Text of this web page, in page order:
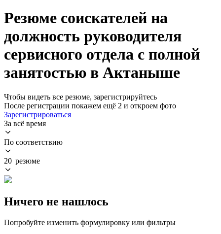
Резюме соискателей на
должность руководителя
сервисного отдела с полной
занятостью в Актаныше
Чтобы видеть все резюме, зарегистрируйтесь
После регистрации покажем ещё 2 и откроем фото
Зарегистрироваться
За всё время
По соответствию
20 резюме
Ничего не нашлось
Попробуйте изменить формулировку или фильтры